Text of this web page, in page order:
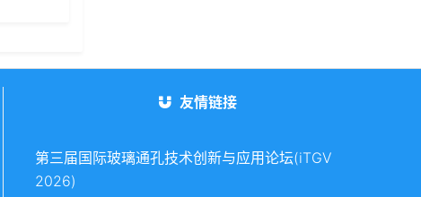
友情链接
第三届国际玻璃通孔技术创新与应用论坛(iTGV
2026)